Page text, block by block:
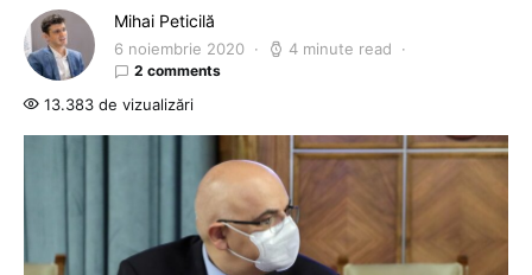
Mihai Peticilă
6 noiembrie 2020 4 minute read
2 comments
13.383 de vizualizări